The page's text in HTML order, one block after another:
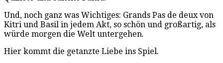
Und, noch ganz was Wichtiges: Grands Pas de deux von
Kitri und Basil in jedem Akt, so schön und großartig, als
würde morgen die Welt untergehen.
Hier kommt die getanzte Liebe ins Spiel.